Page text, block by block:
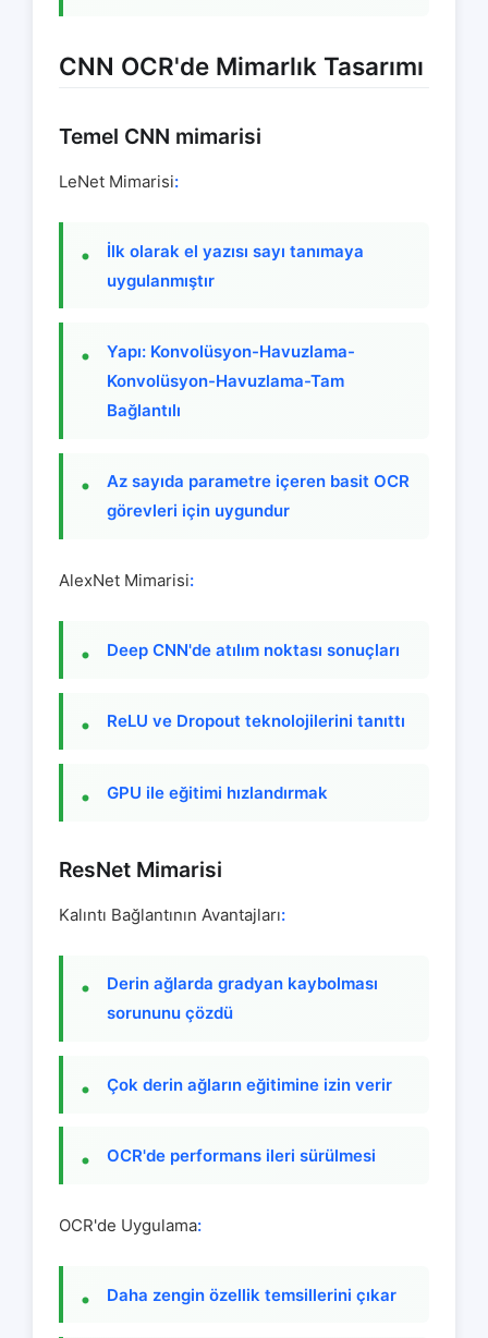
CNN OCR'de Mimarlık Tasarımı
Temel CNN mimarisi
LeNet Mimarisi:
İlk olarak el yazısı sayı tanımaya
uygulanmıştır
Yapı: Konvolüsyon-Havuzlama-
Konvolüsyon-Havuzlama-Tam
Bağlantılı
Az sayıda parametre içeren basit OCR
görevleri için uygundur
AlexNet Mimarisi:
Deep CNN'de atılım noktası sonuçları
ReLU ve Dropout teknolojilerini tanıttı
GPU ile eğitimi hızlandırmak
ResNet Mimarisi
Kalıntı Bağlantının Avantajları:
Derin ağlarda gradyan kaybolması
sorununu çözdü
Çok derin ağların eğitimine izin verir
OCR'de performans ileri sürülmesi
OCR'de Uygulama:
Daha zengin özellik temsillerini çıkar